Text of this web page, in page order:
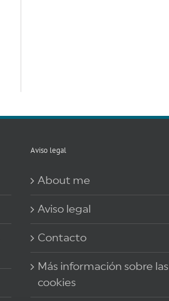
Aviso legal
About me
Aviso legal
Contacto
Más información sobre las
cookies